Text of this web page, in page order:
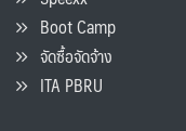
Boot Camp
จัดซื้อจัดจ้าง
ITA PBRU